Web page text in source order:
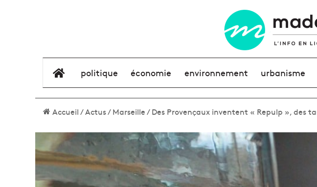
élément de menu
politique économie environnement urbanisme
Accueil/Actus/Marseille/Des Provençaux inventent « Repulp », des